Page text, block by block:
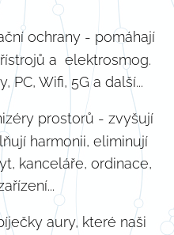
ochrany - pomáhají
a elektrosmog.
PC, Wifi, 5G a další...
prostorů - zvyšují
harmonii, eliminují
kanceláře, ordinace,
aury, které naši